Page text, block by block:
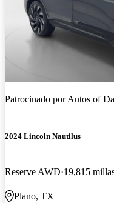
Patrocinado porAutos of
2024 Lincoln Nautilus
Reserve AWD 19,815
Plano, TX